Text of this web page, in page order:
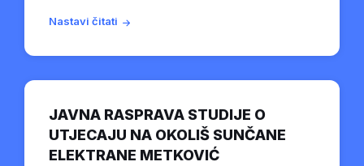
Nastavi čitati
JAVNA RASPRAVA STUDIJE O
UTJECAJU NA OKOLIŠ SUNČANE
ELEKTRANE METKOVIĆ